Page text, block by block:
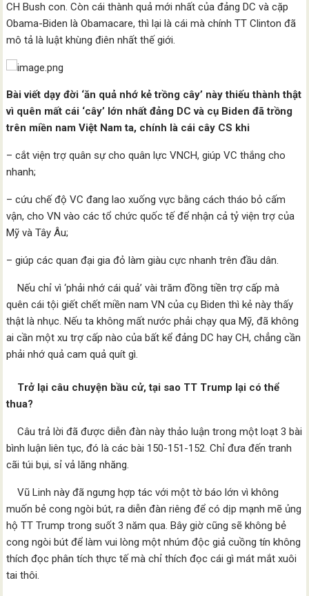
CH Bush con. Còn cái thành quả mới nhất của đảng DC và cặp
Obama-Biden là Obamacare, thì lại là cái mà chính TT Clinton đã
mô tả là luật khùng điên nhất thế giới.
Bài viết dạy đời ‘ăn quả nhớ kẻ trồng cây’ này thiếu thành thật
vì quên mất cái ‘cây’ lớn nhất đảng DC và cụ Biden đã trồng
trên miền nam Việt Nam ta, chính là cái cây CS khi
– cắt viện trợ quân sự cho quân lực VNCH, giúp VC thắng cho
nhanh;
– cứu chế độ VC đang lao xuống vực bằng cách tháo bỏ cấm
vận, cho VN vào các tổ chức quốc tế để nhận cả tỷ viện trợ của
Mỹ và Tây Âu;
– giúp các quan đại gia đỏ làm giàu cực nhanh trên đầu dân.
Nếu chỉ vì ‘phải nhớ cái quả’ vài trăm đồng tiền trợ cấp mà
quên cái tội giết chết miền nam VN của cụ Biden thì kẻ này thấy
thật là nhục. Nếu ta không mất nước phải chạy qua Mỹ, đã không
ai cần một xu trợ cấp nào của bất kể đảng DC hay CH, chẳng cần
phải nhớ quả cam quả quít gì.
Trở lại câu chuyện bầu cử, tại sao TT Trump lại có thể
thua?
Câu trả lời đã được diễn đàn này thảo luận trong một loạt 3 bài
bình luận liên tục, đó là các bài 150-151-152. Chỉ đưa đến tranh
cãi túi bụi, sỉ vả lăng nhăng.
Vũ Linh này đã ngưng hợp tác với một tờ báo lớn vì không
muốn bẻ cong ngòi bút, ra diễn đàn riêng để có dịp mạnh mẽ ủng
hộ TT Trump trong suốt 3 năm qua. Bây giờ cũng sẽ không bẻ
cong ngòi bút để làm vui lòng một nhúm độc giả cuồng tín không
thích đọc phân tích thực tế mà chỉ thích đọc cái gì mát mắt xuôi
tai thôi.